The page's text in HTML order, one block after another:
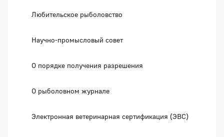
Любительское рыболовство
Научно-промысловый совет
О порядке получения разрешения
О рыболовном журнале
Электронная ветеринарная сертификация (ЭВС)